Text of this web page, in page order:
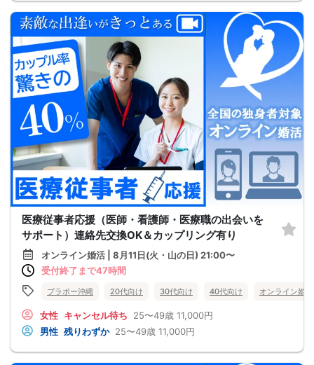
医療従事者応援（医師・看護師・医療職の出会いを
サポート）連絡先交換OK＆カップリング有り
オンライン婚活 | 8月11日(火・山の日) 21:00〜
受付終了まで47時間
ブラボー沖縄 20代向け 30代向け 40代向け オンライン婚活
女性 キャンセル待ち 25〜49歳 11,000円
男性 残りわずか 25〜49歳 11,000円